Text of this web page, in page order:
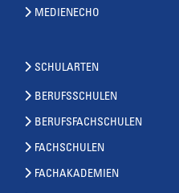
MEDIENECHO
SCHULARTEN
BERUFSSCHULEN
BERUFSFACHSCHULEN
FACHSCHULEN
FACHAKADEMIEN